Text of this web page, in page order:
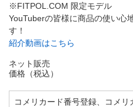
※FITPOL.COM 限定モデル
YouTuberの皆様に商品の使い心
す！
紹介動画はこちら
ネット販売
価格（税込）
コメリカード番号登録、コメ